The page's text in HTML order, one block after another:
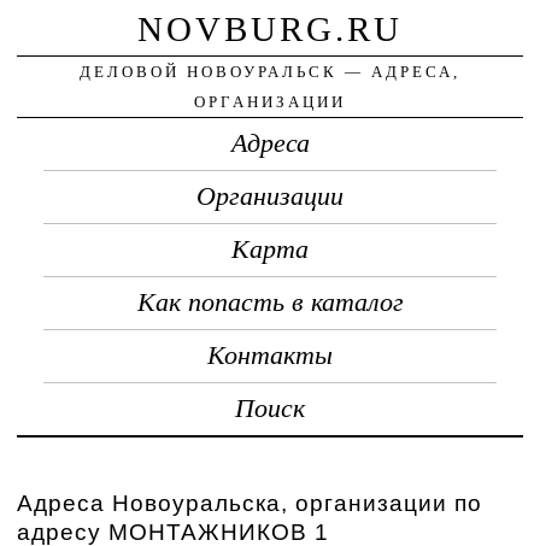
NOVBURG.RU
ДЕЛОВОЙ НОВОУРАЛЬСК — АДРЕСА,
ОРГАНИЗАЦИИ
Адреса
Организации
Карта
Как попасть в каталог
Контакты
Поиск
Адреса Новоуральска, организации по
адресу МОНТАЖНИКОВ 1